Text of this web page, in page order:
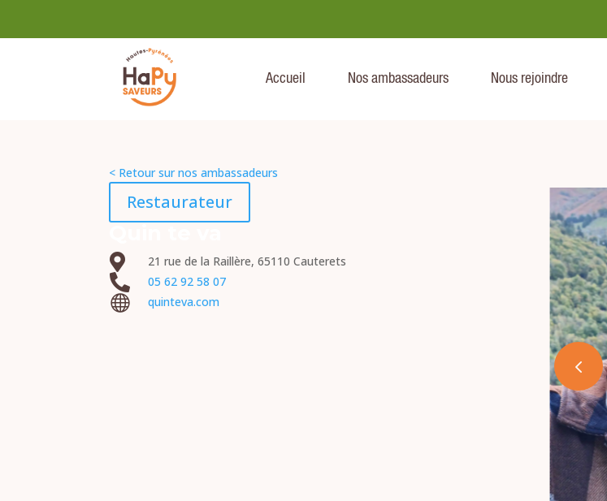
Accueil Nos ambassadeurs Nous rejoindre
< Retour sur nos ambassadeurs
Restaurateur
 21 rue de la Raillère, 65110 Cauterets
 05 62 92 58 07
 quinteva.com